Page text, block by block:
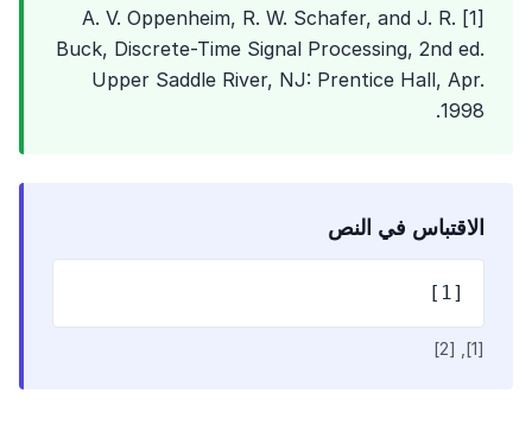
[1] A. V. Oppenheim, R. W. Schafer, and J. R.
Buck, Discrete-Time Signal Processing, 2nd ed.
Upper Saddle River, NJ: Prentice Hall, Apr.
1998.
الاقتباس في النص
[1]
[1], [2]